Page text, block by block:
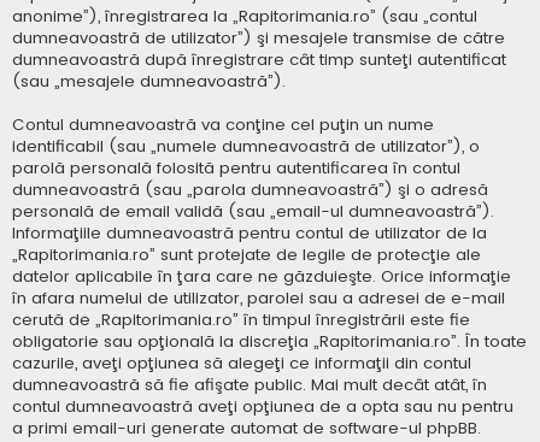
anonime”), înregistrarea la „Rapitorimania.ro” (sau „contul
dumneavoastră de utilizator”) şi mesajele transmise de către
dumneavoastră după înregistrare cât timp sunteţi autentificat
(sau „mesajele dumneavoastră”).
Contul dumneavoastră va conţine cel puţin un nume
identificabil (sau „numele dumneavoastră de utilizator”), o
parolă personală folosită pentru autentificarea în contul
dumneavoastră (sau „parola dumneavoastră”) şi o adresă
personală de email validă (sau „email-ul dumneavoastră”).
Informaţiile dumneavoastră pentru contul de utilizator de la
„Rapitorimania.ro” sunt protejate de legile de protecţie ale
datelor aplicabile în ţara care ne găzduieşte. Orice informaţie
în afara numelui de utilizator, parolei sau a adresei de e-mail
cerută de „Rapitorimania.ro” în timpul înregistrării este fie
obligatorie sau opţională la discreţia „Rapitorimania.ro”. În toate
cazurile, aveţi opţiunea să alegeţi ce informaţii din contul
dumneavoastră să fie afişate public. Mai mult decât atât, în
contul dumneavoastră aveţi opţiunea de a opta sau nu pentru
a primi email-uri generate automat de software-ul phpBB.